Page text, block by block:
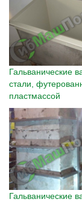
Гальванические
стали,
пластмассой
Гальванические